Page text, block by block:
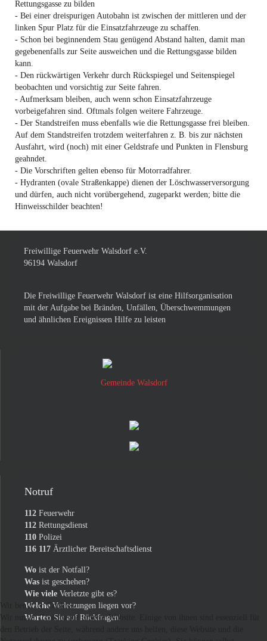
Rettungsgasse zu bilden
- Bei einer dreispurigen Autobahn ist zwischen der mittleren und der
linken Spur Platz für die Einsatzfahrzeuge zu schaffen.
- Schon bei beginnendem Stau genügend Abstand halten, damit man
gegebenenfalls zur Seite ausweichen und die Rettungsgasse bilden
kann.
- Den rückwärtigen Verkehr durch Rückspiegel und Seitenspiegel
beobachten und vorsichtig zur Seite fahren.
- Aufmerksam bleiben, auch wenn schon Einsatzfahrzeuge
vorbeigefahren sind. Oftmals folgen weitere Fahrzeuge.
- Der Standstreifen muss ebenfalls wie die Rettungsgasse frei bleiben.
Auf dem Standstreifen trotzdem weiterfahren z. B. bis zur nächsten
Ausfahrt, wird (noch) mit einer Geldstrafe und Punkten in Flensburg
geahndet.
- Die Vorschriften gelten ebenso für Motorradfahrer.
- Hydranten (ovale Straßenkappe) dienen der Löschwasserversorgung
und dürfen, auch nicht vorübergehend, zugeparkt werden; bitte die
Hinweisschilder beachten!
Freiwillige Feuerwehr Walsdorf e.V.
96194 Walsdorf
Die Freiwillige Feuerwehr Walsdorf ist eine Hilfsorganisation
mit der Aufgabe bei Bränden, Unfällen, Überschwemmungen
und ähnlichen Ereignissen Hilfe zu leisten
Gemeinde Walsdorf
Notruf
112 Feuerwehr
112 Rettungsdienst
110 Polizei
116 117 Ärztlicher Bereitschaftsdienst
Wo ist der Notfall?
Was ist geschehen?
Wie viele Verletzte gibt es?
Welche Verletzungen liegen vor?
Warten Sie auf Rückfragen!
Wir benutzen Cookies
Wir nutzen Cookies auf unserer Website. Einige von ihnen sind essenziell für